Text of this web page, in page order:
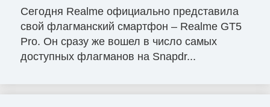
Сегодня Realme официально представила
свой флагманский смартфон – Realme GT5
Pro. Он сразу же вошел в число самых
доступных флагманов на Snapdr...